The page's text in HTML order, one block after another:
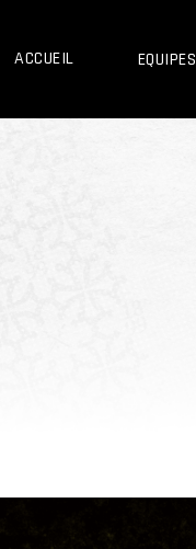
ACCUEIL EQUIPES